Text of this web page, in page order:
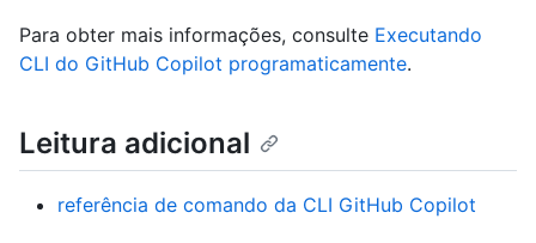
Para obter mais informações, consulte Executando
CLI do GitHub Copilot programaticamente.
Leitura adicional
referência de comando da CLI GitHub Copilot